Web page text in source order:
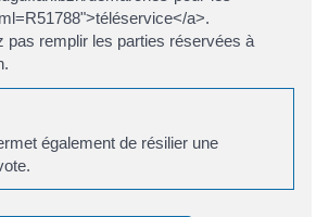
a>.
pas remplir les parties réservées à
également de résilier une